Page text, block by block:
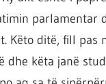
parlamentar
Këto ditë, fill pas
dhe këta janë